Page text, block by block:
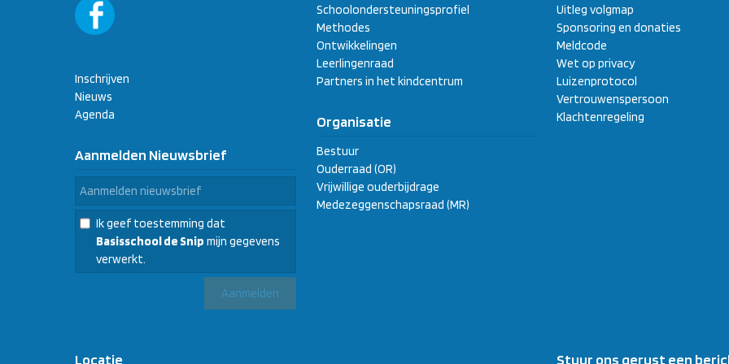
Inschrijven
Nieuws
Agenda
Aanmelden Nieuwsbrief
Ik geef toestemming dat
Basisschool de Snip mijn gegevens
verwerkt.
Schoolondersteuningsprofiel
Methodes
Ontwikkelingen
Leerlingenraad
Partners in het kindcentrum
Organisatie
Bestuur
Ouderraad (OR)
Vrijwillige ouderbijdrage
Medezeggenschapsraad (MR)
Uitleg volgmap
Sponsoring en donaties
Meldcode
Wet op privacy
Luizenprotocol
Vertrouwenspersoon
Klachtenregeling
Locatie Stuur ons gerust een